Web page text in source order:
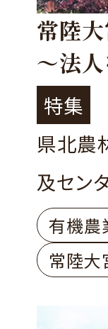
常陸
～法
特集
県北農
及セン
有機農
常陸大